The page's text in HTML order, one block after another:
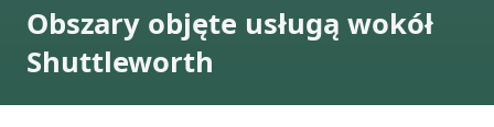
Obszary objęte usługą wokół
Shuttleworth